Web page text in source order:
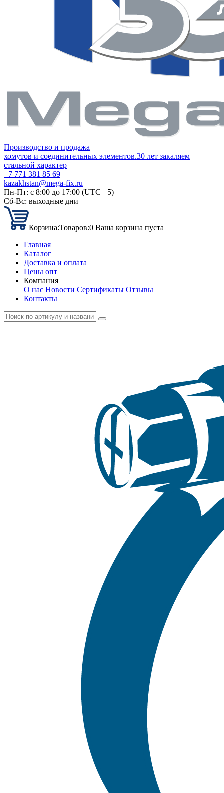
Производство и продажа
хомутов и соединительных элементов.30 лет закаляем
стальной характер
+7 771 381 85 69
kazakhstan@mega-fix.ru
Пн-Пт: с 8:00 до 17:00 (UTC +5)
Сб-Вс: выходные дни
Корзина:Товаров:0 Ваша корзина пуста
Главная
Каталог
Доставка и оплата
Цены опт
Компания
О нас Новости Сертификаты Отзывы
Контакты